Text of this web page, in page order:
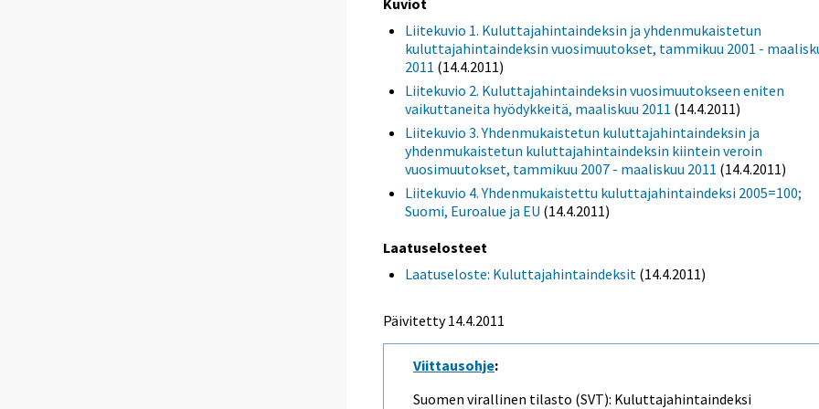
Kuviot
Liitekuvio 1. Kuluttajahintaindeksin ja yhdenmukaistetun
kuluttajahintaindeksin vuosimuutokset, tammikuu 2001 -
2011 (14.4.2011)
Liitekuvio 2. Kuluttajahintaindeksin vuosimuutokseen eniten
vaikuttaneita hyödykkeitä, maaliskuu 2011 (14.4.2011)
Liitekuvio 3. Yhdenmukaistetun kuluttajahintaindeksin ja
yhdenmukaistetun kuluttajahintaindeksin kiintein veroin
vuosimuutokset, tammikuu 2007 - maaliskuu 2011 (14.4.2011)
Liitekuvio 4. Yhdenmukaistettu kuluttajahintaindeksi 2005=100;
Suomi, Euroalue ja EU (14.4.2011)
Laatuselosteet
Laatuseloste: Kuluttajahintaindeksit (14.4.2011)
Päivitetty 14.4.2011
Viittausohje:
Suomen virallinen tilasto (SVT): Kuluttajahintaindeksi